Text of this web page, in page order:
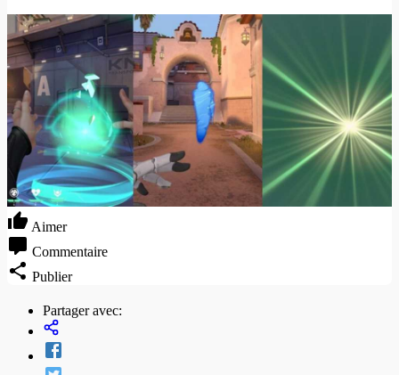
Aimer
Commentaire
Publier
Partager avec: